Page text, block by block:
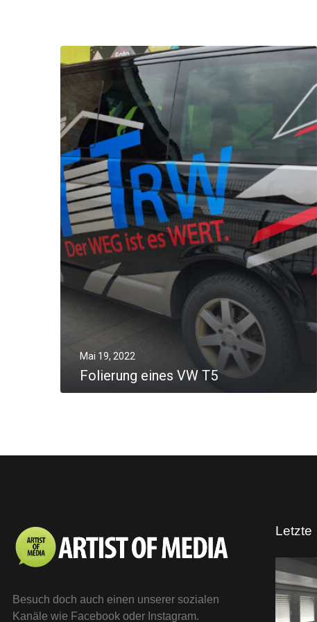
Mai 19, 2022
Folierung eines VW T5
Besuch doch auch einen unserer sozialen
Kanäle wie Facebook oder Instagram.
Letzte